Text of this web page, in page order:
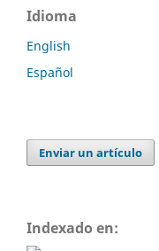
Idioma
English
Español
Enviar un artículo
Indexado en: